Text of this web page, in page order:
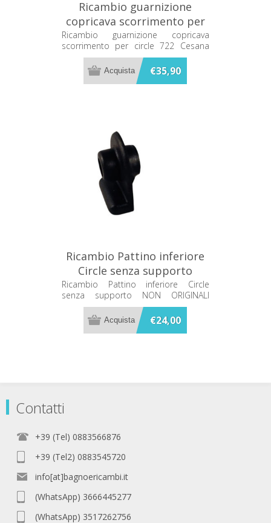
Ricambio guarnizione
copricava scorrimento per
circle 722 Cesana
64816561365
Ricambio guarnizione copricava
scorrimento per circle 722 Cesana
64816561365
€35,90
Ricambio Pattino inferiore
Circle senza supporto
STAMPATI IN 3D Cesana
mrn072298ssup(SENZA
MOLLA)
Ricambio Pattino inferiore Circle
senza supporto NON ORIGINALI
STAMPATI IN 3D Cesana
mrn072298ssup
€24,00
Contatti
+39 (Tel) 0883566876
+39 (Tel2) 0883545720
info[at]bagnoericambi.it
(WhatsApp) 3666445277
(WhatsApp) 3517262756